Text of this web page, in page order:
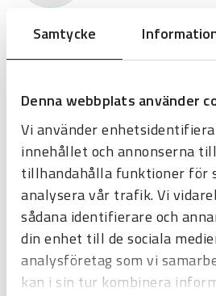
Samtycke
Denna webbplats använder
Vi använder
innehållet och annonserna
tillhandahålla funktioner för
analysera vår trafik. Vi
sådana identifierare och
din enhet till de sociala
analysföretag som vi
kan i sin tur kombinera
Mounting
Synchronization